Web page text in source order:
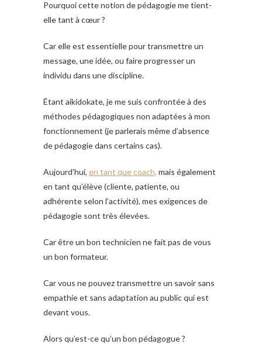
Pourquoi cette notion de pédagogie me tient-
elle tant à cœur ?
Car elle est essentielle pour transmettre un
message, une idée, ou faire progresser un
individu dans une discipline.
Étant aikidokate, je me suis confrontée à des
méthodes pédagogiques non adaptées à mon
fonctionnement (je parlerais même d’absence
de pédagogie dans certains cas).
Aujourd’hui, en tant que coach, mais également
en tant qu’élève (cliente, patiente, ou
adhérente selon l’activité), mes exigences de
pédagogie sont très élevées.
Car être un bon technicien ne fait pas de vous
un bon formateur.
Car vous ne pouvez transmettre un savoir sans
empathie et sans adaptation au public qui est
devant vous.
Alors qu’est-ce qu’un bon pédagogue ?